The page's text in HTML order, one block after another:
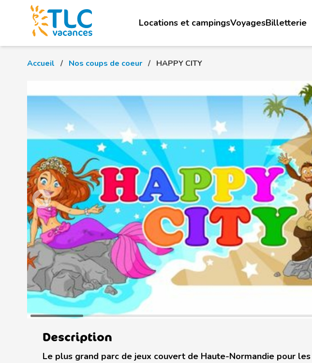
Locations et campingsVoyagesBilletterie
Accueil Nos coups de coeur HAPPY CITY
Description
Le plus grand parc de jeux couvert de Haute-Normandie pour